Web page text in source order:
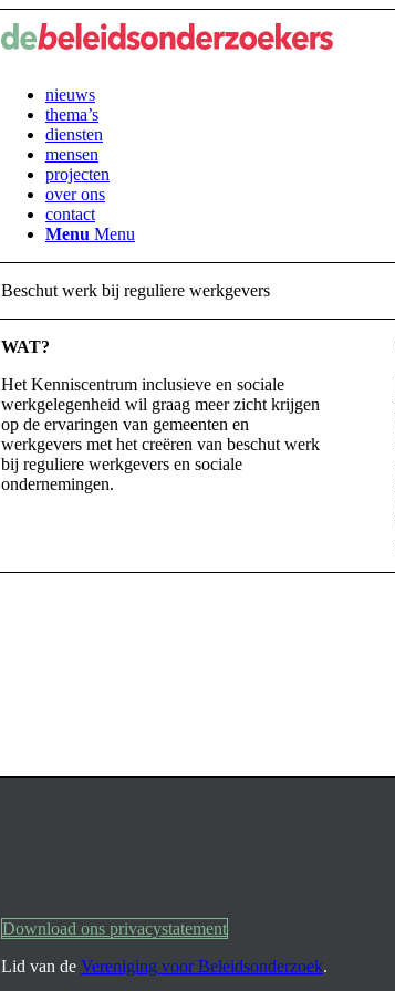
nieuws
thema’s
diensten
mensen
projecten
over ons
contact
Menu Menu
Beschut werk bij reguliere werkgevers
WAT?
Het Kenniscentrum inclusieve en sociale
werkgelegenheid wil graag meer zicht krijgen
op de ervaringen van gemeenten en
werkgevers met het creëren van beschut werk
bij reguliere werkgevers en sociale
ondernemingen.
Download ons privacystatement
Lid van de Vereniging voor Beleidsonderzoek.